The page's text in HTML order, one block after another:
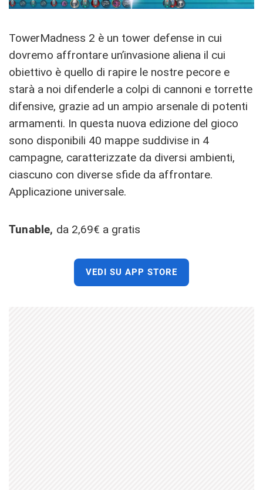
TowerMadness 2 è un tower defense in cui
dovremo affrontare un’invasione aliena il cui
obiettivo è quello di rapire le nostre pecore e
starà a noi difenderle a colpi di cannoni e torrette
difensive, grazie ad un ampio arsenale di potenti
armamenti. In questa nuova edizione del gioco
sono disponibili 40 mappe suddivise in 4
campagne, caratterizzate da diversi ambienti,
ciascuno con diverse sfide da affrontare.
Applicazione universale.
Tunable, da 2,69€ a gratis
VEDI SU APP STORE